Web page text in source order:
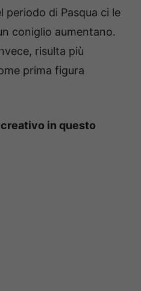
periodo di Pasqua ci le
coniglio aumentano.
risulta più
prima figura
in questo